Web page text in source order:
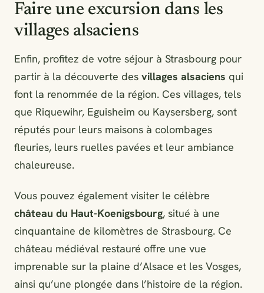
Faire une excursion dans les
villages alsaciens
Enfin, profitez de votre séjour à Strasbourg pour
partir à la découverte des villages alsaciens qui
font la renommée de la région. Ces villages, tels
que Riquewihr, Eguisheim ou Kaysersberg, sont
réputés pour leurs maisons à colombages
fleuries, leurs ruelles pavées et leur ambiance
chaleureuse.
Vous pouvez également visiter le célèbre
château du Haut-Koenigsbourg, situé à une
cinquantaine de kilomètres de Strasbourg. Ce
château médiéval restauré offre une vue
imprenable sur la plaine d’Alsace et les Vosges,
ainsi qu’une plongée dans l’histoire de la région.